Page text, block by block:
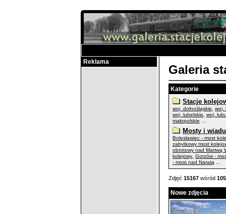
Reklama
Galeria
Kategorie
Stacje
woj. dolnośląskie
woj.
woj. lubelskie
woj.
małopolskie
Mosty i
Bolesławiec - most
zabytkowy most
obrotowy nad Martwą
kolejowy Gorzów -
- most nad Narwią
Zdjęć 15167 wśród
Nowe zdjęcia